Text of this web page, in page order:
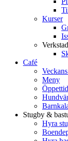
Kurser
Verkstad
Café
Meny
Stugby &
Hyra